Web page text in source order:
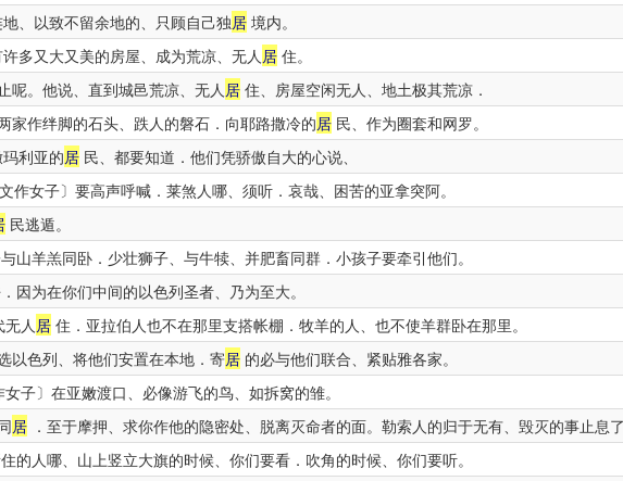
、以致不留余地的、只顾自己独居 境内。
多又大又美的房屋、成为荒凉、无人居 住。
呢。他说、直到城邑荒凉、无人居 住、房屋空闲无人、地土极其荒凉．
家作绊脚的石头、跌人的磐石．向耶路撒冷的居 民、作为圈套和网罗。
利亚的居 民、都要知道．他们凭骄傲自大的心说、
作女子〕要高声呼喊．莱煞人哪、须听．哀哉、困苦的亚拿突阿。
民逃遁。
山羊羔同卧．少壮狮子、与牛犊、并肥畜同群．小孩子要牵引他们。
因为在你们中间的以色列圣者、乃为至大。
人居 住．亚拉伯人也不在那里支搭帐棚．牧羊的人、也不使羊群卧在那里。
以色列、将他们安置在本地．寄居 的必与他们联合、紧贴雅各家。
女子〕在亚嫩渡口、必像游飞的鸟、如拆窝的雏。
居 ．至于摩押、求你作他的隐密处、脱离灭命者的面。勒索人的归于无有、毁灭的事止息
的人哪、山上竖立大旗的时候、你们要看．吹角的时候、你们要听。